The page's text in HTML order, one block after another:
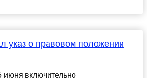
указ о правовом положении
июня включительно